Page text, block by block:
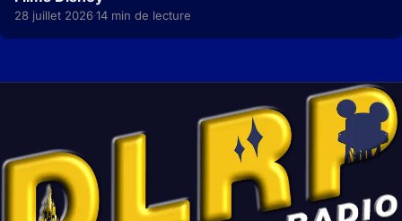
28 juillet 2026·14 min de lecture